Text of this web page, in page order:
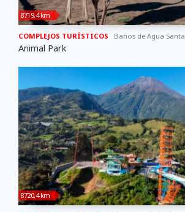
8719,4 km
COMPLEJOS TURÍSTICOS Baños de Agua Santa
Animal Park
8720,4 km